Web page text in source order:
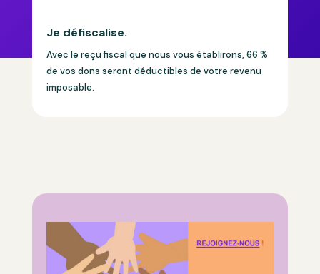
Je défiscalise.
Avec le reçu fiscal que nous vous établirons, 66 %
de vos dons seront déductibles de votre revenu
imposable.